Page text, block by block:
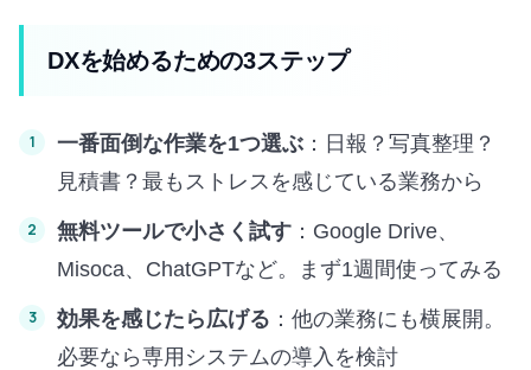
DXを始めるための3ステップ
一番面倒な作業を1つ選ぶ ：日報？写真整理？
見積書？最もストレスを感じている業務から
無料ツールで小さく試す ：Google Drive、
Misoca、ChatGPTなど。まず1週間使ってみる
効果を感じたら広げる ：他の業務にも横展開。
必要なら専用システムの導入を検討